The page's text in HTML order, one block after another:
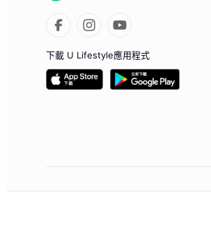
下載 U Lifestyle應用程式